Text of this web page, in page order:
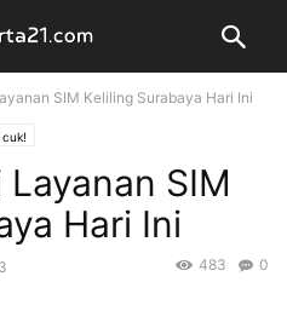
SIM Keliling Surabaya Hari Ini
SIM
Hari Ini
0
483